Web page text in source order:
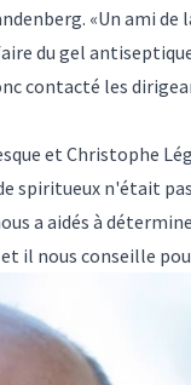
«Un ami
du gel
contacté les
et Christophe
spiritueux n'était
a aidés à
il nous conseille